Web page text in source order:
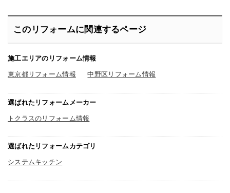
レンジフード。あんなに油汚れでギト
ギトなところを掃除するのは一苦労だ
は一体何だったのかと思うほどの便利
ススメの一品ですよ～。
このリフォームに関連するページ
施工エリアのリフォーム情報
東京都リフォーム情報 中野区リフォーム情報
選ばれたリフォームメーカー
トクラスのリフォーム情報
選ばれたリフォームカテゴリ
システムキッチン